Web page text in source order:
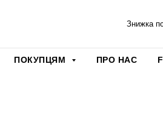
Знижка
ПОКУПЦЯМ ПРО НАС